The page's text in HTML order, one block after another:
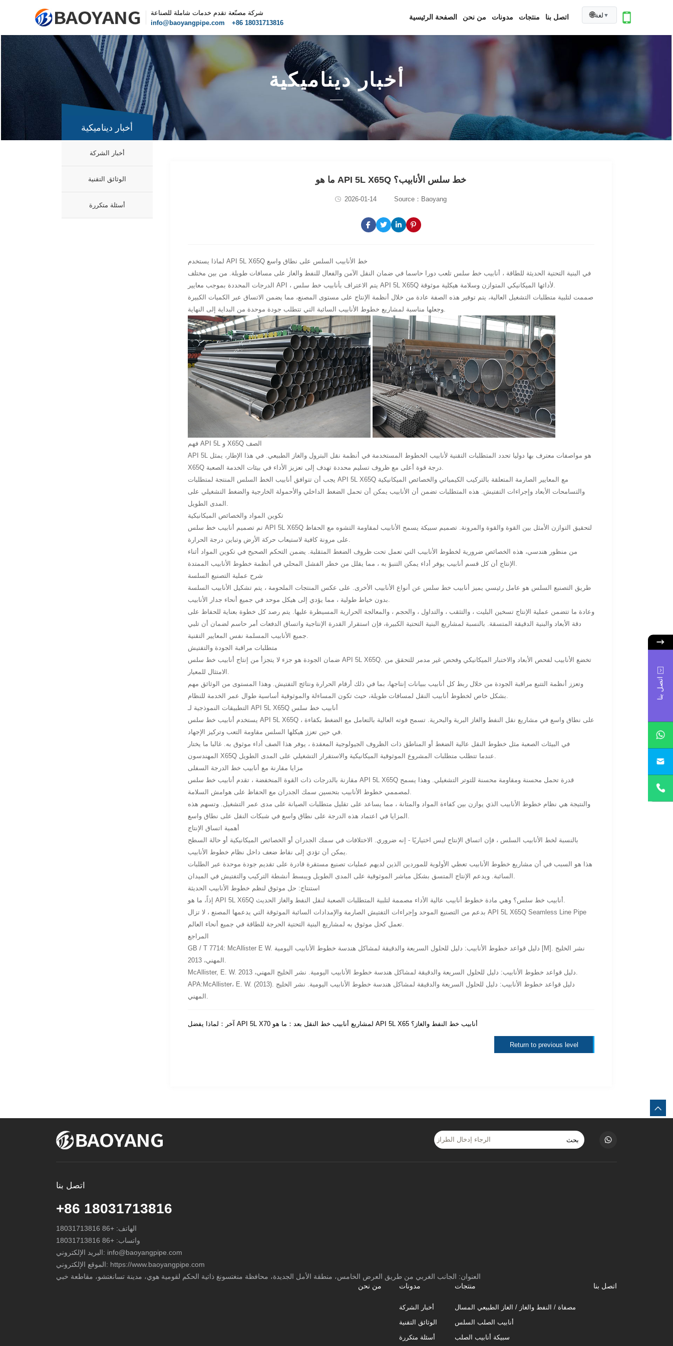
شركة مصنّعة تقدم خدمات شاملة للصناعة
info@baoyangpipe.com
+86 18031713816
الصفحة الرئيسية من نحن مدونات منتجات اتصل بنا 🌐لغة ▼
أخبار ديناميكية
أخبار ديناميكية
أخبار الشركة
الوثائق التقنية
أسئلة متكررة
ما هو API 5L X65Q خط سلس الأنابيب؟
2026-01-14 Source：Baoyang
لماذا يستخدم API 5L X65Q خط الأنابيب السلس على نطاق واسع
في البنية التحتية الحديثة للطاقة ، أنابيب خط سلس تلعب دورا حاسما في ضمان النقل الآمن والفعال للنفط والغاز على مسافات طويلة. من بين مختلف
الدرجات المحددة بموجب معايير API ، يتم الاعتراف بأنابيب خط سلس API 5L X65Q لأدائها الميكانيكي المتوازن وسلامة هيكلية موثوقة.
صممت لتلبية متطلبات التشغيل العالية، يتم توفير هذه الصفة عادة من خلال أنظمة الإنتاج على مستوى المصنع، مما يضمن الاتساق عبر الكميات الكبيرة
وجعلها مناسبة لمشاريع خطوط الأنابيب السائبة التي تتطلب جودة موحدة من البداية إلى النهاية.
فهم API 5L و X65Q الصف
API 5L هو مواصفات معترف بها دوليا تحدد المتطلبات التقنية لأنابيب الخطوط المستخدمة في أنظمة نقل البترول والغاز الطبيعي. في هذا الإطار، يمثل
يجب أن تتوافق أنابيب الخط السلس المنتجة لمتطلبات API 5L X65Q مع المعايير الصارمة المتعلقة بالتركيب الكيميائي والخصائص الميكانيكية
والتسامحات الأبعاد وإجراءات التفتيش. هذه المتطلبات تضمن أن الأنابيب يمكن أن تحمل الضغط الداخلي والأحمولة الخارجية والضغط التشغيلي على
تكوين المواد والخصائص الميكانيكية
تم تصميم أنابيب خط سلس API 5L X65Q لتحقيق التوازن الأمثل بين القوة والقوة والمرونة. تصميم سبيكة يسمح الأنابيب لمقاومة التشوه مع الحفاظ
من منظور هندسي، هذه الخصائص ضرورية لخطوط الأنابيب التي تعمل تحت ظروف الضغط المتقلبة. يضمن التحكم الصحيح في تكوين المواد أثناء
شرح عملية التصنيع السلسة
طريق التصنيع السلس هو عامل رئيسي يميز أنابيب خط سلس عن أنواع الأنابيب الأخرى. على عكس المنتجات الملحومة ، يتم تشكيل الأنابيب السلسة
وعادة ما تتضمن عملية الإنتاج تسخين البليت ، والتثقب ، والتداول ، والحجم ، والمعالجة الحرارية المسيطرة عليها. يتم رصد كل خطوة بعناية للحفاظ على
دقة الأبعاد والبنية الدقيقة المتسقة. بالنسبة لمشاريع البنية التحتية الكبيرة، فإن استقرار القدرة الإنتاجية واتساق الدفعات أمر حاسم لضمان أن تلبي
متطلبات مراقبة الجودة والتفتيش
ضمان الجودة هو جزء لا يتجزأ من إنتاج أنابيب خط سلس API 5L X65Q. تخضع الأنابيب لفحص الأبعاد والاختبار الميكانيكي وفحص غير مدمر للتحقق من
وتعزز أنظمة التتبع مراقبة الجودة من خلال ربط كل أنابيب ببيانات إنتاجها، بما في ذلك أرقام الحرارة ونتائج التفتيش. وهذا المستوى من الوثائق مهم
التطبيقات النموذجية لـ API 5L X65Q أنابيب خط سلس
يستخدم أنابيب خط سلس API 5L X65Q على نطاق واسع في مشاريع نقل النفط والغاز البرية والبحرية. تسمح قوته العالية بالتعامل مع الضغط بكفاءة ،
في حين تعزز هيكلها السلس مقاومة التعب وتركيز الإجهاد.
في البيئات الصعبة مثل خطوط النقل عالية الضغط أو المناطق ذات الظروف الجيولوجية المعقدة ، يوفر هذا الصف أداء موثوق به. غالبا ما يختار
مزايا مقارنة مع أنابيب خط الدرجة السفلى
مقارنة بالدرجات ذات القوة المنخفضة ، تقدم أنابيب خط سلس API 5L X65Q قدرة تحمل محسنة ومقاومة محسنة للتوتر التشغيلي. وهذا يسمح
والنتيجة هي نظام خطوط الأنابيب الذي يوازن بين كفاءة المواد والمتانة ، مما يساعد على تقليل متطلبات الصيانة على مدى عمر التشغيل. وتسهم هذه
أهمية اتساق الإنتاج
بالنسبة لخط الأنابيب السلس ، فإن اتساق الإنتاج ليس اختياريًا - إنه ضروري. الاختلافات في سمك الجدران أو الخصائص الميكانيكية أو حالة السطح
هذا هو السبب في أن مشاريع خطوط الأنابيب تعطي الأولوية للموردين الذين لديهم عمليات تصنيع مستقرة قادرة على تقديم جودة موحدة عبر الطلبات
استنتاج: حل موثوق لنظم خطوط الأنابيب الحديثة
بدعم من التصنيع الموحد وإجراءات التفتيش الصارمة والإمدادات السائبة الموثوقة التي يدعمها المصنع ، لا تزال API 5L X65Q Seamless Line Pipe
تعمل كحل موثوق به لمشاريع البنية التحتية الحرجة للطاقة في جميع أنحاء العالم.
المراجع
GB / T 7714: McAllister E W. دليل قواعد خطوط الأنابيب: دليل للحلول السريعة والدقيقة لمشاكل هندسة خطوط الأنابيب اليومية [M]. نشر الخليج
APA:McAllister، E. W. (2013). دليل قواعد خطوط الأنابيب: دليل للحلول السريعة والدقيقة لمشاكل هندسة خطوط الأنابيب اليومية. نشر الخليج
آخر： لماذا يفضل API 5L X70 لمشاريع أنابيب خط النقل بعد： ما هو API 5L X65 أنابيب خط النفط والغاز؟
Return to previous level
بحث
اتصل بنا
+86 18031713816
الهاتف: +86 18031713816
واتساب: +86 18031713816
البريد الإلكتروني: info@baoyangpipe.com
الموقع الإلكتروني: https://www.baoyangpipe.com
العنوان: الجانب الغربي من طريق العرض الخامس، منطقة الأمل الجديدة، محافظة منغتسونغ ذاتية الحكم لقومية هوي، مدينة تسانغتشو، مقاطعة خبي
من نحن
مدونات
أخبار الشركة
الوثائق التقنية
أسئلة متكررة
منتجات
مصفاة / النفط والغاز / الغاز الطبيعي المسال
أنابيب الصلب السلس
سبيكة أنابيب الصلب
اتصل بنا
اتصل بنا